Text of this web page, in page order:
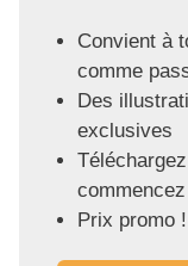
Convient à
comme
Des
exclusives
Prix promo !